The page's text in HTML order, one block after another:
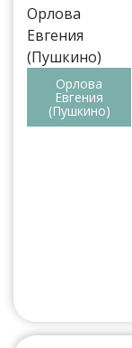
Орлова
Евгения
(Пушкино)